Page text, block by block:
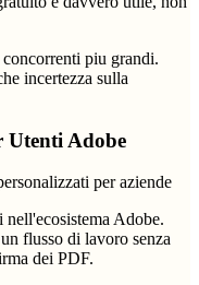
piu grandi.
incertezza sulla
Utenti Adobe
per aziende
nell'ecosistema Adobe.
flusso di lavoro senza
dei PDF.